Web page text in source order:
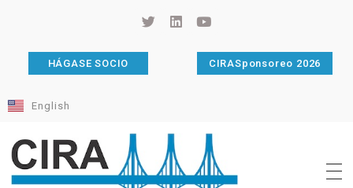
HÁGASE SOCIO CIRASponsoreo 2026
English